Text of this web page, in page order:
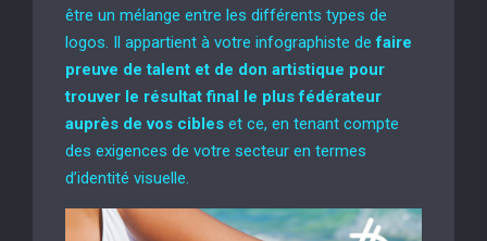
être un mélange entre les différents types de
logos. Il appartient à votre infographiste defaire
preuve de talent et de don artistique pour
trouver le résultat final le plus fédérateur
auprès de vos cibles et ce, en tenant compte
des exigences de votre secteur en termes
d’identité visuelle.